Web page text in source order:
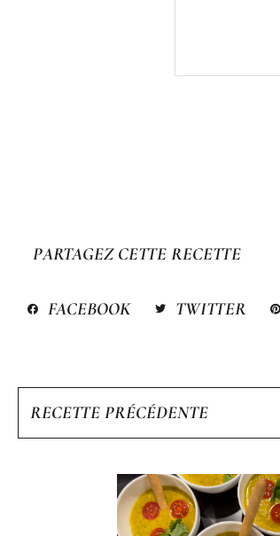
PARTAGEZ CETTE RECETTE
FACEBOOK TWITTER
RECETTE PRÉCÉDENTE